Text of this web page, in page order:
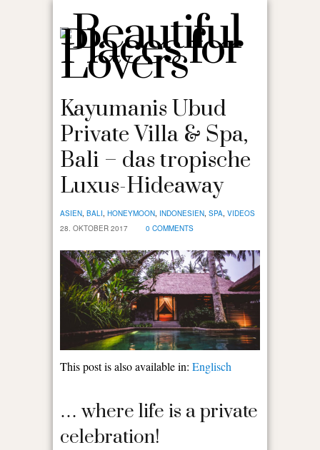
Kayumanis Ubud
Private Villa & Spa,
Bali – das tropische
Luxus-Hideaway
ASIEN, BALI, HONEYMOON, INDONESIEN, SPA, VIDEOS
28. OKTOBER 2017
0 COMMENTS
This post is also available in: Englisch
… where life is a private
celebration!